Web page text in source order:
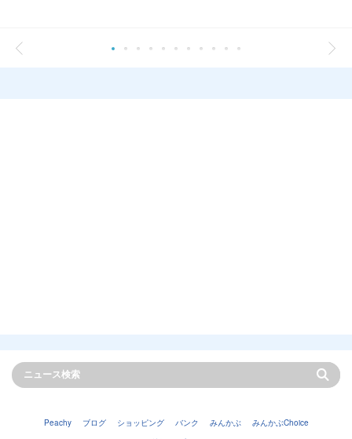
Peachy ブログ ショッピング バンク みんかぶ
みんかぶChoice